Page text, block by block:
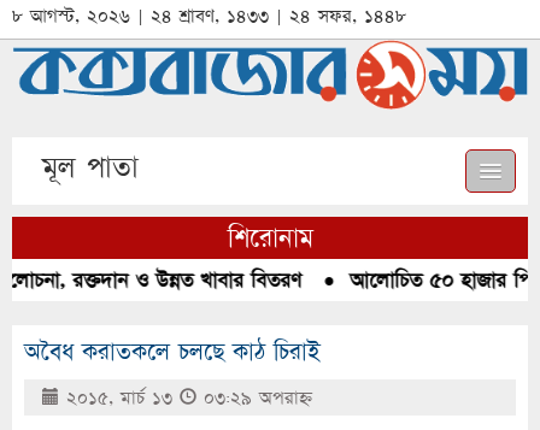
৮ আগস্ট, ২০২৬ | ২৪ শ্রাবণ, ১৪৩৩ | ২৪ সফর, ১৪৪৮
মূল পাতা
শিরোনাম
রক্তদান ও উন্নত খাবার বিতরণ●আলোচিত ৫০ হাজার পিস
অবৈধ করাতকলে চলছে কাঠ চিরাই
২০১৫, মার্চ ১৩ ০৩:২৯ অপরাহ্ণ